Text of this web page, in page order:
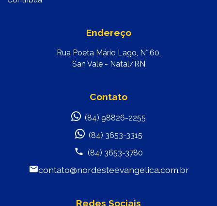
Endereço
Rua Poeta Mário Lago, N° 60,
San Vale - Natal/RN
Contato
(84) 98826-2255
(84) 3653-3315
(84) 3653-3780
contato@nordesteevangelica.com.br
Redes Sociais